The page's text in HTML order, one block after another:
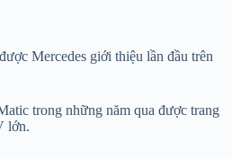
Mercedes giới thiệu lần đầu trên
trong những năm qua được trang
lớn.